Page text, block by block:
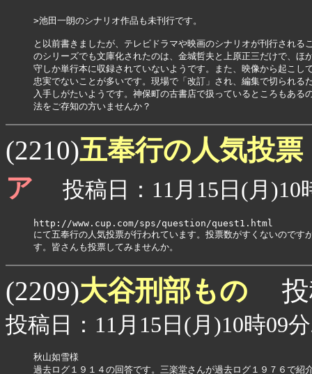
>池田一朗のシナリオ作品も未刊行です。
と以前書きましたが、テレビドラマや映画のシナリオが刊行される
のシリーズでも文庫化されたのは、金城哲夫と上原正三だけで、ほ
守しか単行本に収録されていないようです。また、映像から起こし
忠実でないことが多いです。現場で「改訂」され、編集で切られる
入手しがたいようです。神保町の古書店で扱っているところもある
法をご存知の方いませんか？
(2210)五奉行の人気投票
ア
投稿日：11月15日(月)10
http://www.cup.com/sps/question/quest1.html
にて五奉行の人気投票が行われています。投票数がすくないのです
す。皆さんも投票してみませんか。
(2209)大谷刑部もの 投
投稿日：11月15日(月)10時09
秋山如雪様
過去ログ１９１４の回答です。三楽堂さんが過去ログ１９７６で紹